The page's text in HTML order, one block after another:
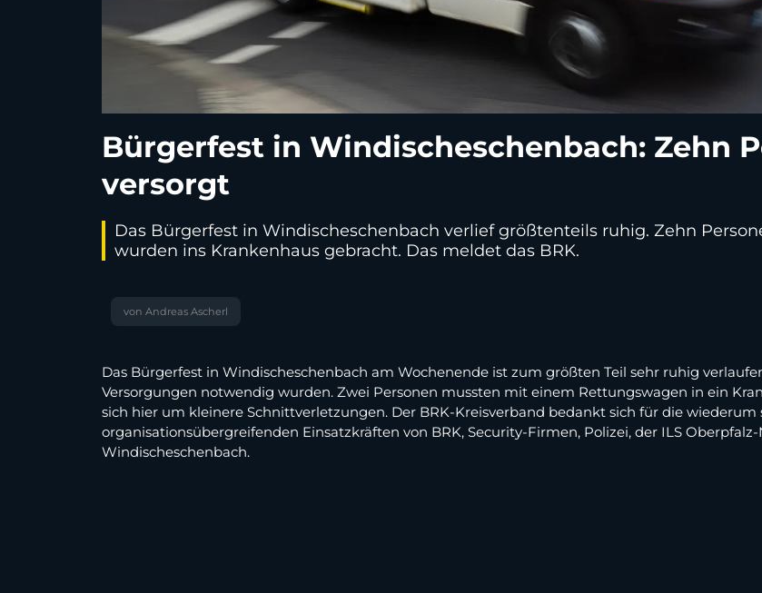
Bürgerfest in Windischeschenbach: Zehn
versorgt
Das Bürgerfest in Windischeschenbach verlief größtenteils ruhig. Zehn
wurden ins Krankenhaus gebracht. Das meldet das BRK.
von Andreas Ascherl
Das Bürgerfest in Windischeschenbach am Wochenende ist zum größten Teil sehr ruhig
Versorgungen notwendig wurden. Zwei Personen mussten mit einem Rettungswagen in ein
sich hier um kleinere Schnittverletzungen. Der BRK-Kreisverband bedankt sich für die
organisationsübergreifenden Einsatzkräften von BRK, Security-Firmen, Polizei, der ILS
Windischeschenbach.